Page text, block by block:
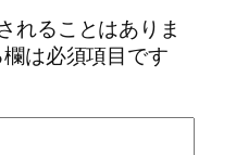
れることはありま
は必須項目です